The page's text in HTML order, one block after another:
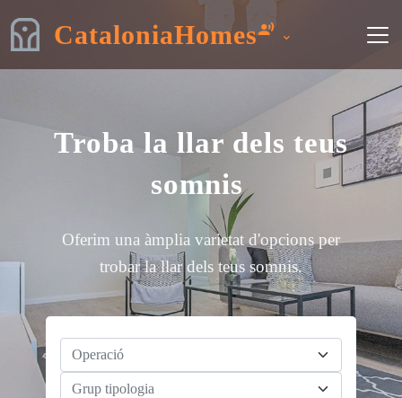
CataloniaHomes
Troba la llar dels teus
somnis
Oferim una àmplia varietat d'opcions per
trobar la llar dels teus somnis.
Operació
Grup tipologia